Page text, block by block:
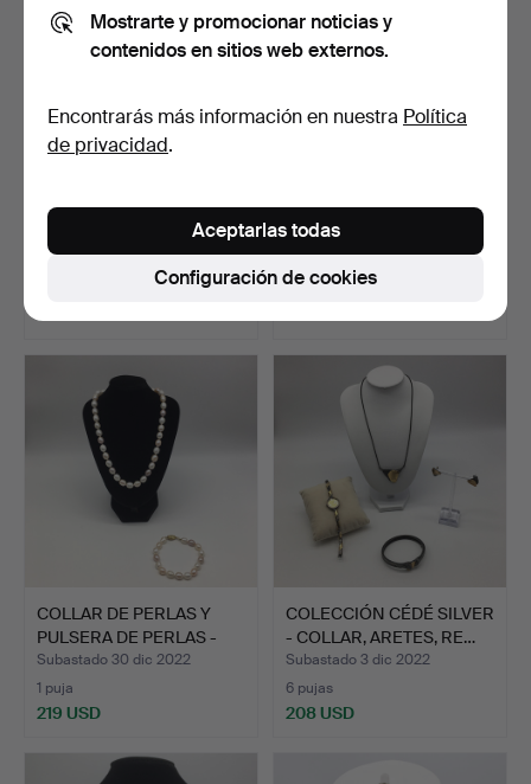
COLLAR CON COLGANTE
Y ANILLO - PIEDRAS
58 USD
CONJUNTO DE JOYERÍA -
ARETES Y COLLAR CON …
3 pujas
COLLAR DE PERLAS Y
PULSERA DE PERLAS -
CIE…
Subastado 30 dic 2022
1 puja
219 USD
COLECCIÓN CÉDÉ SILVER
- COLLAR, ARETES, RE…
Subastado 3 dic 2022
6 pujas
208 USD
Mostrarte y promocionar noticias y
contenidos en sitios web externos.
Encontrarás más información en nuestra Política
de privacidad.
Configuración de cookies
Aceptarlas todas